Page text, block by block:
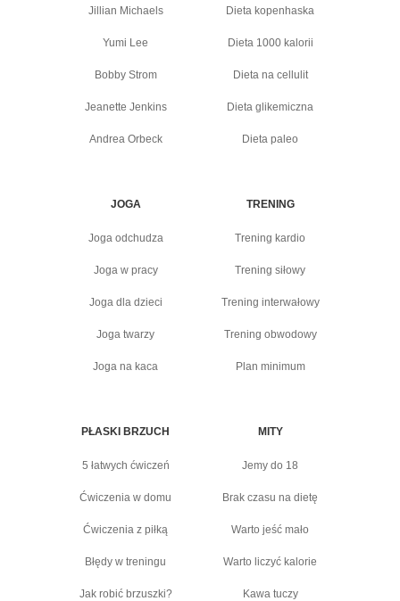
Jillian Michaels
Yumi Lee
Bobby Strom
Jeanette Jenkins
Andrea Orbeck
Dieta kopenhaska
Dieta 1000 kalorii
Dieta na cellulit
Dieta glikemiczna
Dieta paleo
JOGA
Joga odchudza
Joga w pracy
Joga dla dzieci
Joga twarzy
Joga na kaca
TRENING
Trening kardio
Trening siłowy
Trening interwałowy
Trening obwodowy
Plan minimum
PŁASKI BRZUCH
5 łatwych ćwiczeń
Ćwiczenia w domu
Ćwiczenia z piłką
Błędy w treningu
Jak robić brzuszki?
MITY
Jemy do 18
Brak czasu na dietę
Warto jeść mało
Warto liczyć kalorie
Kawa tuczy